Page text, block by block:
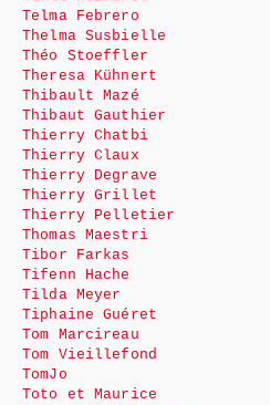
Telma Febrero
Thelma Susbielle
Théo Stoeffler
Theresa Kühnert
Thibault Mazé
Thibaut Gauthier
Thierry Chatbi
Thierry Claux
Thierry Degrave
Thierry Grillet
Thierry Pelletier
Thomas Maestri
Tibor Farkas
Tifenn Hache
Tilda Meyer
Tiphaine Guéret
Tom Marcireau
Tom Vieillefond
TomJo
Toto et Maurice